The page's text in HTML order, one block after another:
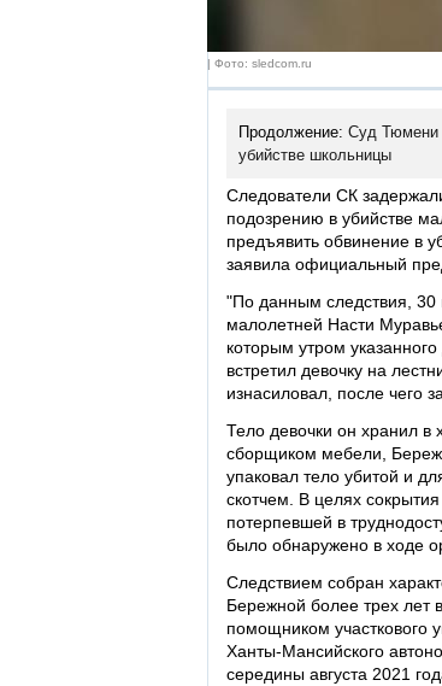
| Фото: sledcom.ru
Продолжение: Суд Тюмени
убийстве школьницы
Следователи СК
подозрению в убийстве
предъявить обвинение в
заявила официальный
"По данным следствия, 30
малолетней Насти
которым утром
встретил девочку на
изнасиловал, после чего
Тело девочки он хранил в
сборщиком мебели,
упаковал тело убитой и
скотчем. В целях
потерпевшей в
было обнаружено в ходе
Следствием собран
Бережной более трех лет
помощником участкового
Ханты-Мансийского
середины августа 2021